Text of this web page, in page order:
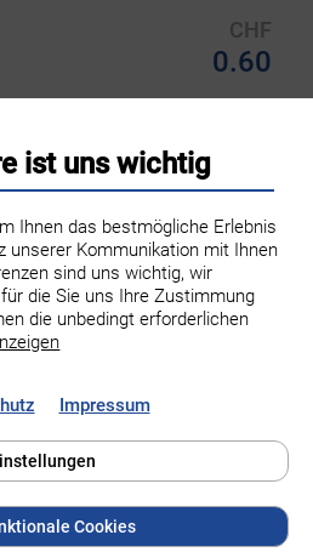
CHF
0.60
hinzufügen
Obst- und Weinbau
Grüt 10
Rickenbach
ist uns wichtig
Ihnen das bestmögliche Erlebnis
unserer Kommunikation mit Ihnen
sind uns wichtig, wir
die Sie uns Ihre Zustimmung
die unbedingt erforderlichen
Impressum
Cookies